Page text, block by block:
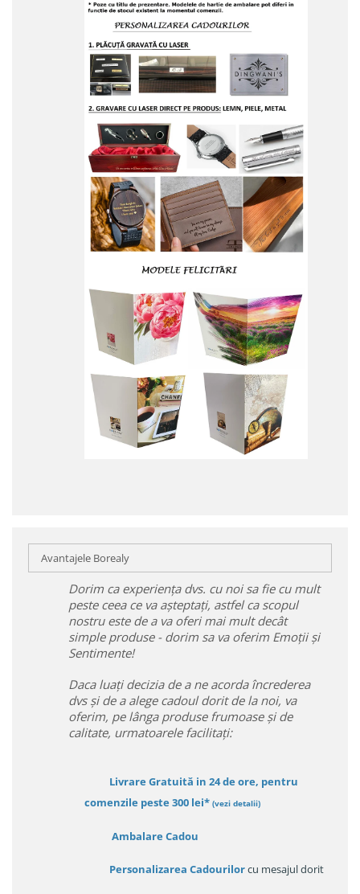
Avantajele Borealy
Dorim ca experiența dvs. cu noi sa fie cu mult
peste ceea ce va așteptați, astfel ca scopul
nostru este de a va oferi mai mult decât
simple produse - dorim sa va oferim Emoții și
Sentimente!
Daca luați decizia de a ne acorda încrederea
dvs și de a alege cadoul dorit de la noi, va
oferim, pe lânga produse frumoase și de
calitate, urmatoarele facilitați:
Livrare Gratuită in 24 de ore, pentru
comenzile peste 300 lei* (vezi detalii)
Ambalare Cadou
Personalizarea Cadourilorcu mesajul dorit